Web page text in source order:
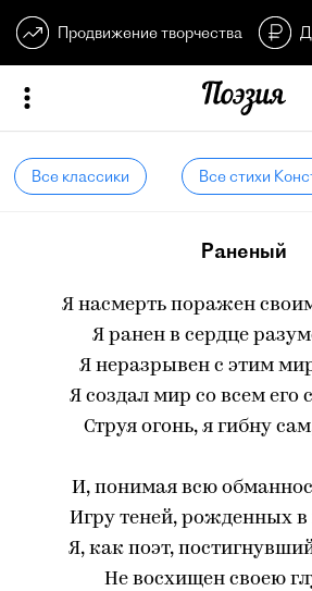
Продвижение творчества
Все классики Все стихи
Раненый
Я насмерть поражен
Я ранен в сердце
Я неразрывен с этим
Я создал мир со всем его
Струя огонь, я гибну
И, понимая всю
Игру теней, рожденных
Я, как поэт,
Не восхищен своею